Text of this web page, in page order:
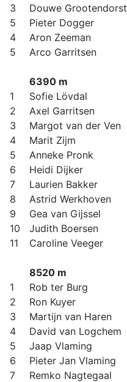
3
Douwe Grootendorst
5
Pieter Dogger
4
Aron Zeeman
5
Arco Garritsen
6390 m
1
Sofie Lövdal
2
Axel Garritsen
3
Margot van der Ven
4
Marit Zijm
5
Anneke Pronk
6
Heidi Dijker
7
Laurien Bakker
8
Astrid Werkhoven
9
Gea van Gijssel
10
Judith Boersen
11
Caroline Veeger
8520 m
1
Rob ter Burg
2
Ron Kuyer
3
Martijn van Haren
4
David van Logchem
5
Jaap Vlaming
6
Pieter Jan Vlaming
7
Remko Nagtegaal